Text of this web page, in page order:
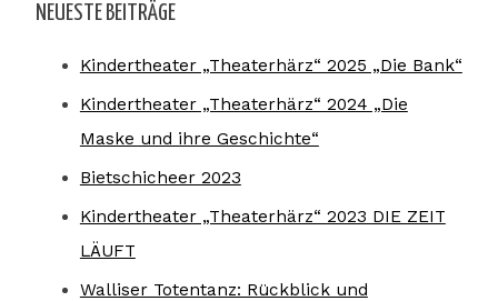
NEUESTE BEITRÄGE
Kindertheater „Theaterhärz“ 2025 „Die Bank“
Kindertheater „Theaterhärz“ 2024 „Die
Maske und ihre Geschichte“
Bietschicheer 2023
Kindertheater „Theaterhärz“ 2023 DIE ZEIT
LÄUFT
Walliser Totentanz: Rückblick und